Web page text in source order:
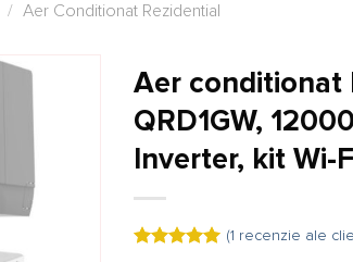
/ Aer Conditionat Rezidential
Aer conditionat
QRD1GW,
Inverter, kit Wi-
(1 recenzie ale